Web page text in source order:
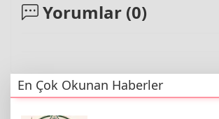
Yorumlar (0)
En Çok Okunan Haberler